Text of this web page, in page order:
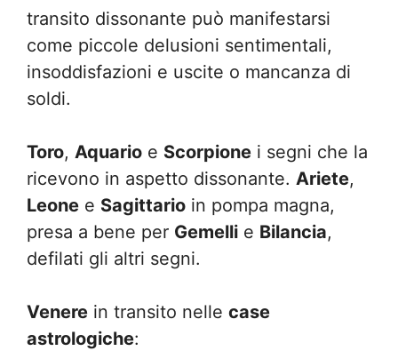
transito dissonante può manifestarsi
come piccole delusioni sentimentali,
insoddisfazioni e uscite o mancanza di
soldi.
Toro, Aquario e Scorpione i segni che la
ricevono in aspetto dissonante. Ariete,
Leone e Sagittario in pompa magna,
presa a bene per Gemelli e Bilancia,
defilati gli altri segni.
Venere in transito nelle case
astrologiche: